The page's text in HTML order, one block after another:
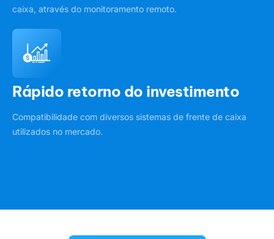
caixa, através do monitoramento remoto.
Rápido retorno do investimento
Compatibilidade com diversos sistemas de frente de caixa
utilizados no mercado.